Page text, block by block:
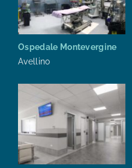
Ospedale Montevergine
Avellino